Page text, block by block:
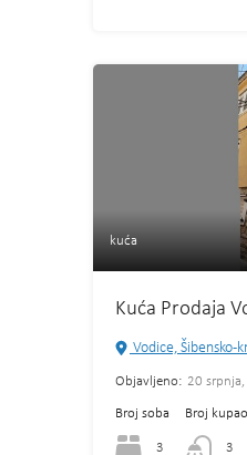
kuća
Kuća Prodaja
Vodice, Šibensko-
Objavljeno: 20
Broj soba
3
Broj
3